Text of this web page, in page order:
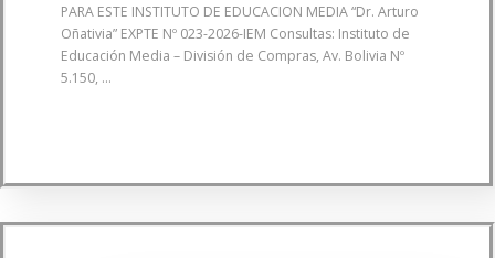
PARA ESTE INSTITUTO DE EDUCACION MEDIA “Dr. Arturo
Oñativia” EXPTE Nº 023-2026-IEM Consultas: Instituto de
Educación Media – División de Compras, Av. Bolivia Nº
5.150, ...